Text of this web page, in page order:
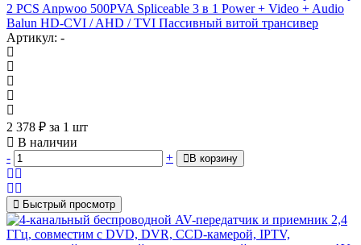
2 PCS Anpwoo 500PVA Spliceable 3 в 1 Power + Video + Audio
Balun HD-CVI / AHD / TVI Пассивный витой трансивер
Артикул: -
2 378 ₽ за 1 шт
В наличии
-
+ В корзину
Быстрый просмотр